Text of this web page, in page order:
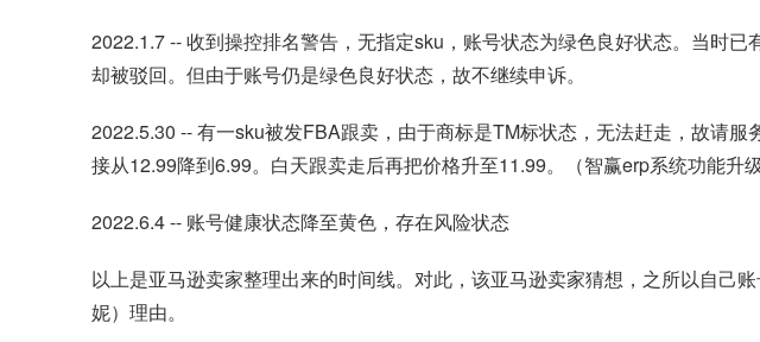
2022.1.7 -- 收到操控排名警告，无指定sku，账号状态为绿色良好状态。当时
却被驳回。但由于账号仍是绿色良好状态，故不继续申诉。
2022.5.30 -- 有一sku被发FBA跟卖，由于商标是TM标状态，无法赶走，故请
接从12.99降到6.99。白天跟卖走后再把价格升至11.99。（智赢erp系统功能升
2022.6.4 -- 账号健康状态降至黄色，存在风险状态
以上是亚马逊卖家整理出来的时间线。对此，该亚马逊卖家猜想，之所以自己
妮）理由。